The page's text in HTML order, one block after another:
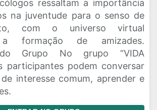
ressaltam a importância
na juventude para o senso de
com o universo virtual
a formação de amizades.
Grupo No grupo “VIDA
participantes podem conversar
interesse comum, aprender e